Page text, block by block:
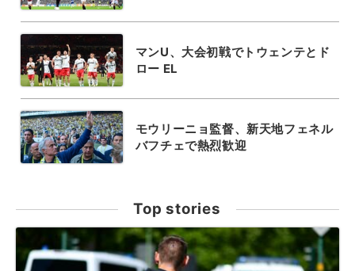
マンU、大会初戦でトウェンテとド
ロー EL
モウリーニョ監督、新天地フェネル
バフチェで熱烈歓迎
Top stories